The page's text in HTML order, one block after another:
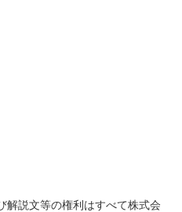
解説文等の権利はすべて株式会